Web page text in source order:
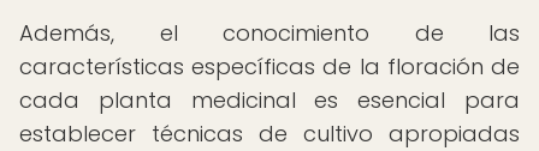
Además, el conocimiento de las
características específicas de la floración de
cada planta medicinal es esencial para
establecer técnicas de cultivo apropiadas